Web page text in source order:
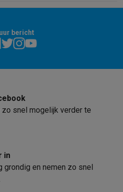
bericht
snel mogelijk verder te
in
grondig en nemen zo snel